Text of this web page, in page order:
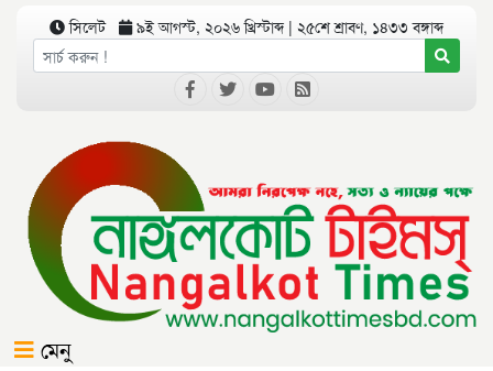
সিলেট ৯ই আগস্ট, ২০২৬ খ্রিস্টাব্দ | ২৫শে শ্রাবণ, ১৪৩৩ বঙ্গাব্দ
মেনু